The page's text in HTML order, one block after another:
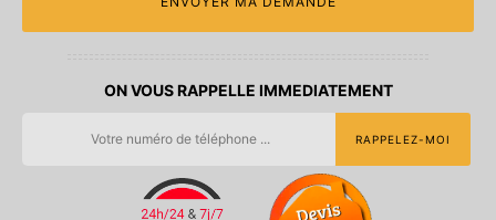
ON VOUS RAPPELLE IMMEDIATEMENT